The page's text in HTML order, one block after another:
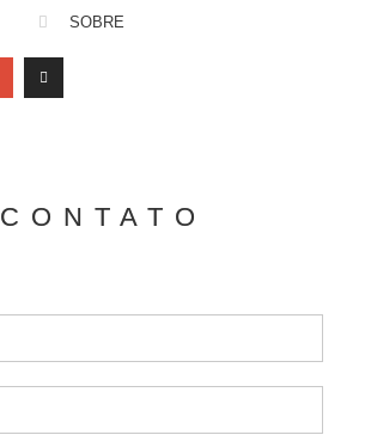
SOBRE
CONTATO